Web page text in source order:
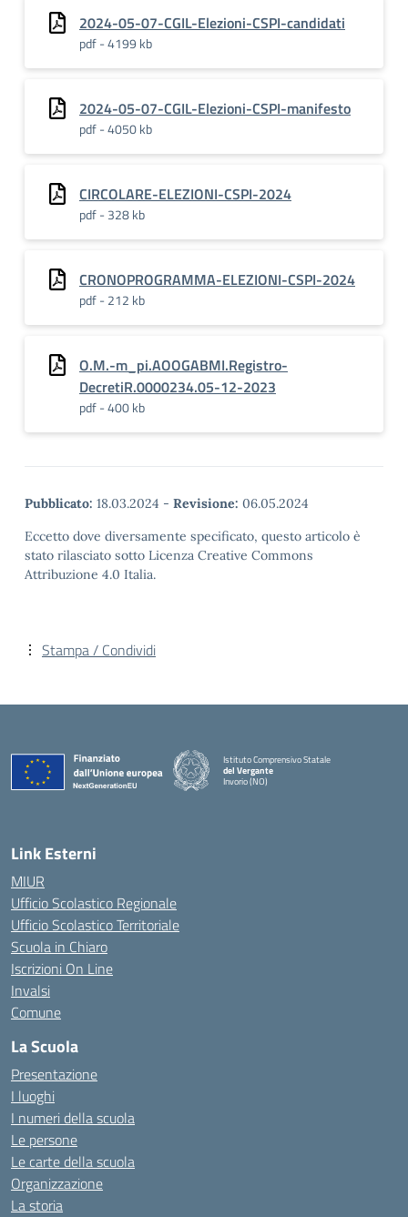
2024-05-07-CGIL-Elezioni-CSPI-candidati
pdf - 4199 kb
2024-05-07-CGIL-Elezioni-CSPI-manifesto
pdf - 4050 kb
CIRCOLARE-ELEZIONI-CSPI-2024
pdf - 328 kb
CRONOPROGRAMMA-ELEZIONI-CSPI-2024
pdf - 212 kb
O.M.-m_pi.AOOGABMI.Registro-
DecretiR.0000234.05-12-2023
pdf - 400 kb
Pubblicato: 18.03.2024 - Revisione: 06.05.2024
Eccetto dove diversamente specificato, questo articolo è
stato rilasciato sotto Licenza Creative Commons
Attribuzione 4.0 Italia.
Stampa / Condividi
Istituto Comprensivo Statale
del Vergante
Invorio (NO)
Link Esterni
MIUR
Ufficio Scolastico Regionale
Ufficio Scolastico Territoriale
Scuola in Chiaro
Iscrizioni On Line
Invalsi
Comune
La Scuola
Presentazione
I luoghi
I numeri della scuola
Le persone
Le carte della scuola
Organizzazione
La storia